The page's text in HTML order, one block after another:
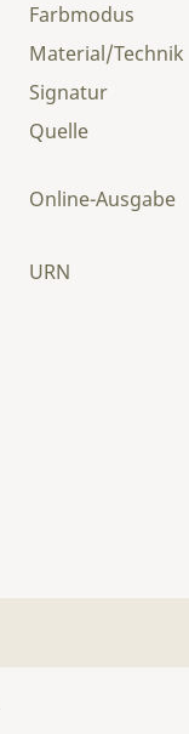
Material/Technik
Farbmodus
Signatur
Quelle
Online-Ausgabe
URN